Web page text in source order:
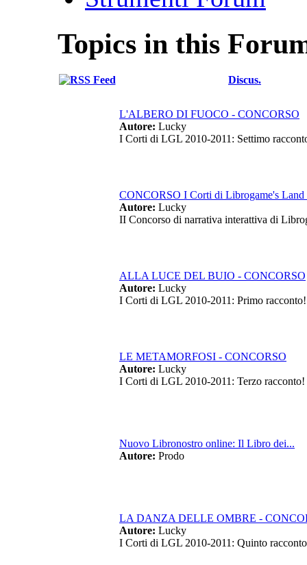
Topics in this
Discus.
L'ALBERO DI FUOCO - CONCORSO
Autore: Lucky
I Corti di LGL 2010-2011: Settimo
CONCORSO I Corti di Librogame's Land
Autore: Lucky
II Concorso di narrativa interattiva di
ALLA LUCE DEL BUIO - CONCORSO
Autore: Lucky
I Corti di LGL 2010-2011: Primo racconto!
LE METAMORFOSI - CONCORSO
Autore: Lucky
I Corti di LGL 2010-2011: Terzo racconto!
Nuovo Libronostro online: Il Libro dei...
Autore: Prodo
LA DANZA DELLE OMBRE -
Autore: Lucky
I Corti di LGL 2010-2011: Quinto